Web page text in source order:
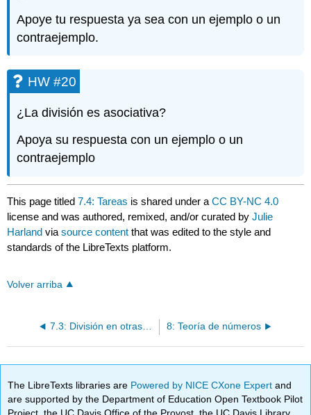
Apoye tu respuesta ya sea con un ejemplo o un
contraejemplo.
HW #20
¿La división es asociativa?
Apoya su respuesta con un ejemplo o un
contraejemplo
This page titled7.4: Tareas is shared under aCC BY-NC 4.0
license and was authored, remixed, and/or curated byJulie
Harland viasource content that was edited to the style and
standards of the LibreTexts platform.
Volver arriba
7.3: División en otras Bases 8: Teoría de números
The LibreTexts libraries are Powered by NICE CXone Expertand
are supported by the Department of Education Open Textbook Pilot
Project, the UC Davis Office of the Provost, the UC Davis Library,